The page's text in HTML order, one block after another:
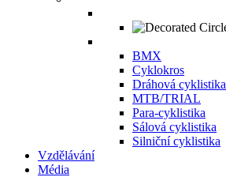
BMX
Cyklokros
Dráhová cyklistika
MTB/TRIAL
Para-cyklistika
Sálová cyklistika
Silniční cyklistika
Vzdělávání
Média